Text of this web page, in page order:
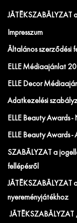
JÁTÉKSZABÁLYZAT
Impresszum
Általános szerződési
ELLE Médiaajánlat
ELLE Decor
Adatkezelési
ELLE Beauty Awards
ELLE Beauty Awards
SZABÁLYZAT a
fellépésről
JÁTÉKSZABÁLYZAT
nyereményjátékhoz
JÁTÉKSZABÁLYZAT